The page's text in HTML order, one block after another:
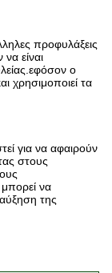
προφυλάξεις
είναι
ο
χρησιμοποιεί τα
για να αφαιρούν
στους
να
της